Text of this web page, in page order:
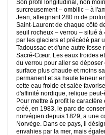
Son profil longitudinal, non
surcreusement – ombilic – à
Jean, atteignant 280 m de
Saint-Laurent de chaque côté
seuil rocheux – verrou – situé
par les glaciers et précédé par
Tadoussac et d'une autre
Sacré-Cœur. Les eaux froides
du verrou pour aller se
surface plus chaude et moins
permanent et sa haute teneur
cette eau froide et salée
d'affinité nordique, relique
Pour mettre à profit le
créé, en 1983, le parc de
norvégien depuis 1829, a une
Norvège. Dans ce pays, il
envahies par la mer, mais